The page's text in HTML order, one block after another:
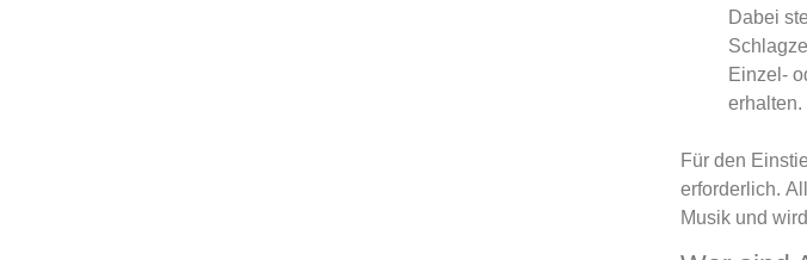
Dabei
Einzel-
erhalten.
Für den
erforderlich.
Musik und